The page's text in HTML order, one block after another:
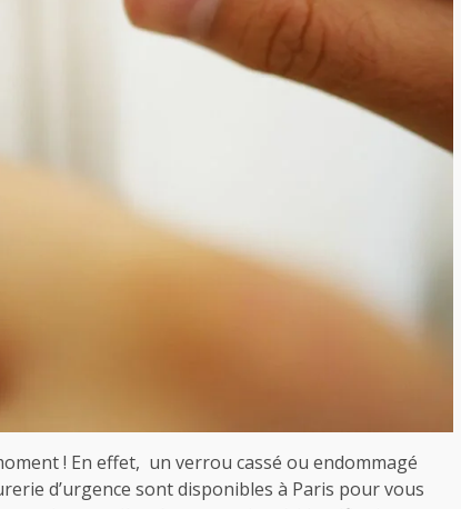
! En effet, un verrou cassé ou endommagé
d’urgence sont disponibles à Paris pour vous